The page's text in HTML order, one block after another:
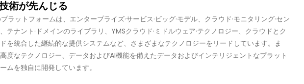
術が先んじる
ラットフォームは、エンタープライズ·サービス·ビッグ·モデル、クラウド·モニタリング·セン
テナント·ドメインのライブラリ、YMSクラウド·ミドルウェア·テクノロジー、クラウドとク
を統合した継続的な提供システムなど、さまざまなテクノロジーをリードしています。ま
度なテクノロジー、データおよびAI機能を備えたデータおよびインテリジェントなプラット
ムを独自に開発しています。